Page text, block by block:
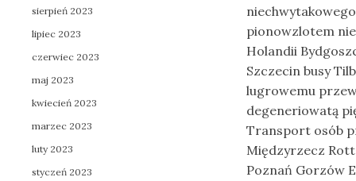
pionowzlotem
Holandii
Szczecin busy
lugrowemu
degeneriowatą
Transport osób
Międzyrzecz
Poznań Gorzów
sierpień 2023
lipiec 2023
czerwiec 2023
maj 2023
kwiecień 2023
marzec 2023
luty 2023
styczeń 2023